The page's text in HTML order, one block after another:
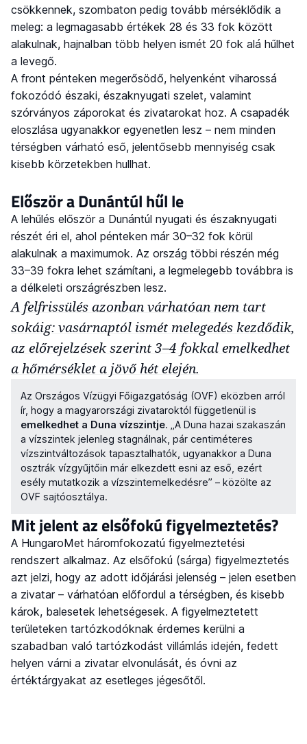
csökkennek, szombaton pedig tovább mérséklődik a
meleg: a legmagasabb értékek 28 és 33 fok között
alakulnak, hajnalban több helyen ismét 20 fok alá hűlhet
a levegő.
A front pénteken megerősödő, helyenként viharossá
fokozódó északi, északnyugati szelet, valamint
szórványos záporokat és zivatarokat hoz. A csapadék
eloszlása ugyanakkor egyenetlen lesz – nem minden
térségben várható eső, jelentősebb mennyiség csak
kisebb körzetekben hullhat.
Először a Dunántúl hűl le
A lehűlés először a Dunántúl nyugati és északnyugati
részét éri el, ahol pénteken már 30–32 fok körül
alakulnak a maximumok. Az ország többi részén még
33–39 fokra lehet számítani, a legmelegebb továbbra is
a délkeleti országrészben lesz.
A felfrissülés azonban várhatóan nem tart
sokáig: vasárnaptól ismét melegedés kezdődik,
az előrejelzések szerint 3–4 fokkal emelkedhet
a hőmérséklet a jövő hét elején.
Az Országos Vízügyi Főigazgatóság (OVF) eközben arról
ír, hogy a magyarországi zivataroktól függetlenül is
emelkedhet a Duna vízszintje. „A Duna hazai szakaszán
a vízszintek jelenleg stagnálnak, pár centiméteres
vízszintváltozások tapasztalhatók, ugyanakkor a Duna
osztrák vízgyűjtőin már elkezdett esni az eső, ezért
esély mutatkozik a vízszintemelkedésre” – közölte az
OVF sajtóosztálya.
Mit jelent az elsőfokú figyelmeztetés?
A HungaroMet háromfokozatú figyelmeztetési
rendszert alkalmaz. Az elsőfokú (sárga) figyelmeztetés
azt jelzi, hogy az adott időjárási jelenség – jelen esetben
a zivatar – várhatóan előfordul a térségben, és kisebb
károk, balesetek lehetségesek. A figyelmeztetett
területeken tartózkodóknak érdemes kerülni a
szabadban való tartózkodást villámlás idején, fedett
helyen várni a zivatar elvonulását, és óvni az
értéktárgyakat az esetleges jégesőtől.